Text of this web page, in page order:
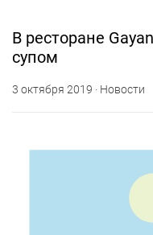
В ресторане
супом
3 октября 2019 · Новости